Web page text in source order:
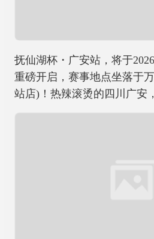
抚仙湖杯・广安站，将于
重磅开启，赛事地点坐落于
站店)！热辣滚烫的四川广安